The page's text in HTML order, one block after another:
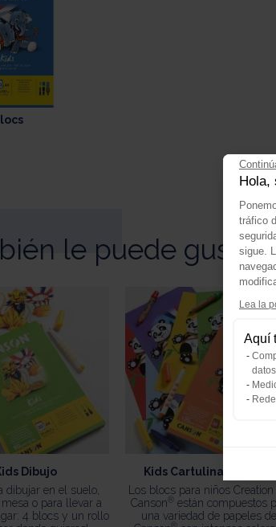
le puede gustar
Dibujo
dibujar en el suelo,
o para llevar a
4 blocs y un rollo
Kids Cartulina de color
Los blocs para niños
Canson ® están compuestos
una variedad de papeles de
Hola,
tráfico
sigue.
Lea la
Aquí